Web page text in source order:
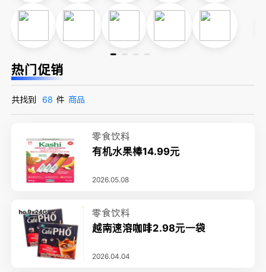
热门促销
共找到 68 件 商品
零食饮料
有机水果棒14.99元
2026.05.08
零食饮料
越南速溶咖啡2.98元一袋
2026.04.04